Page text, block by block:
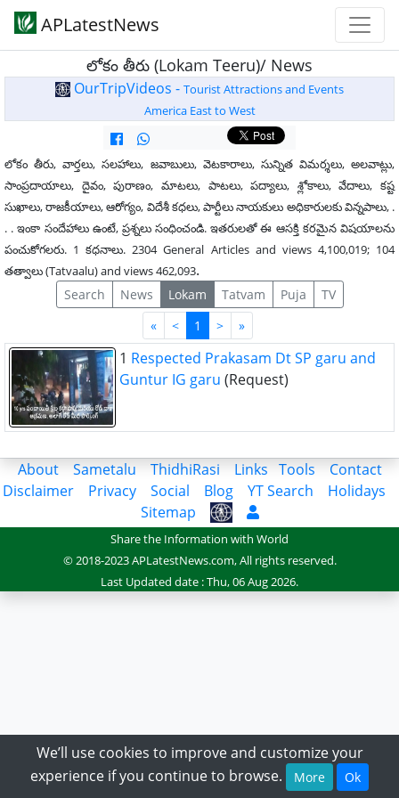
APLatestNews
లోకం తీరు (Lokam Teeru)/ News
OurTripVideos - Tourist Attractions and Events
America East to West
లోకం తీరు, వార్తలు, సలహాలు, జవాబులు, వెటకారాలు, సున్నిత విమర్శలు, అలవాట్లు,
సాంప్రదాయాలు, దైవం, పురాణం, మాటలు, పాటలు, పద్యాలు, శ్లోకాలు, వేదాలు, కష్ట
సుఖాలు, రాజకీయాలు, ఆరోగ్యం, విదేశీ కధలు, పార్టీలు నాయకులు అధికారులకు విన్నపాలు, .
. . ఇంకా సందేహాలు ఉంటే, ప్రశ్నలు సంధించండి. ఇతరులతో ఈ ఆసక్తి కరమైన విషయాలను
పంచుకోగలరు. 1 కధనాలు. 2304 General Articles and views 4,100,019; 104
తత్వాలు (Tatvaalu) and views 462,093.
Search News Lokam Tatvam Puja
TV
«First
< 1 > »Last
1 Respected Prakasam Dt SP garu and
Guntur IG garu (Request)
About Sametalu ThidhiRasi Links Tools
Contact
Disclaimer
Privacy Social Blog YT Search
Holidays
Sitemap
Share the Information with World
© 2018-2023 APLatestNews.com, All rights reserved.
Last Updated date : Thu, 06 Aug 2026.
We’ll use cookies to improve and customize your
experience if you continue to browse.
More Ok